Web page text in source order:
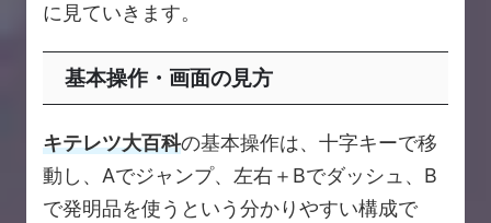
に見ていきます。
基本操作・画面の見方
キテレツ大百科の基本操作は、十字キーで移
動し、Aでジャンプ、左右＋Bでダッシュ、B
で発明品を使うという分かりやすい構成で